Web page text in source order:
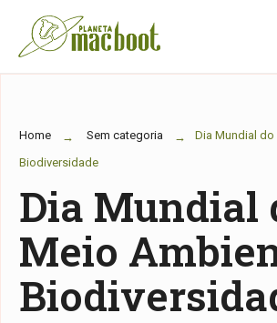
Skip
to
Home Sem categoria
Dia Mundial
Biodiversidade
Dia Mundial
Meio